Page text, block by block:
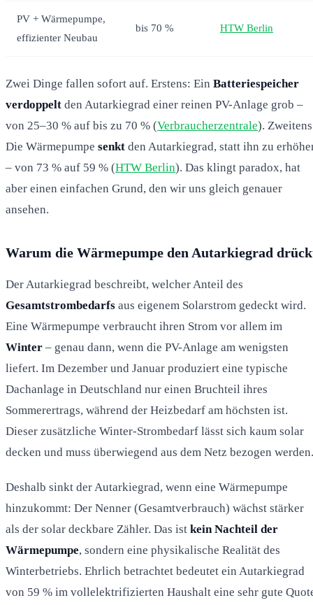
PV + Wärmepumpe,
effizienter Neubau
bis 70 % HTW Berlin
Zwei Dinge fallen sofort auf. Erstens: Ein Batteriespeicher
verdoppelt den Autarkiegrad einer reinen PV-Anlage grob –
von 25–30 % auf bis zu 70 % (Verbraucherzentrale).
Die Wärmepumpe senkt den Autarkiegrad, statt ihn zu
– von 73 % auf 59 % (HTW Berlin). Das klingt paradox, hat
aber einen einfachen Grund, den wir uns gleich genauer
ansehen.
Warum die Wärmepumpe den Autarkiegrad
Der Autarkiegrad beschreibt, welcher Anteil des
Gesamtstrombedarfs aus eigenem Solarstrom gedeckt wird.
Eine Wärmepumpe verbraucht ihren Strom vor allem im
Winter – genau dann, wenn die PV-Anlage am wenigsten
liefert. Im Dezember und Januar produziert eine typische
Dachanlage in Deutschland nur einen Bruchteil ihres
Sommerertrags, während der Heizbedarf am höchsten ist.
Dieser zusätzliche Winter-Strombedarf lässt sich kaum solar
decken und muss überwiegend aus dem Netz bezogen werden.
Deshalb sinkt der Autarkiegrad, wenn eine Wärmepumpe
hinzukommt: Der Nenner (Gesamtverbrauch) wächst stärker
als der solar deckbare Zähler. Das ist kein Nachteil der
Wärmepumpe, sondern eine physikalische Realität des
Winterbetriebs. Ehrlich betrachtet bedeutet ein Autarkiegrad
von 59 % im vollelektrifizierten Haushalt eine sehr gute